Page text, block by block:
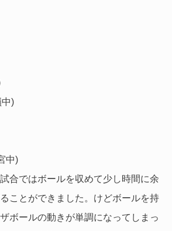
中)
中)
合ではボールを収めて少し時間に余
ことができました。けどボールを持
ボールの動きが単調になってしまっ